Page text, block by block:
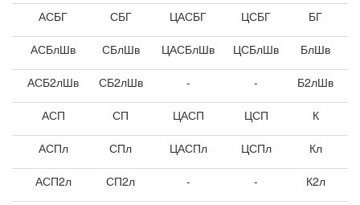
АСБГ СБГ ЦАСБГ ЦСБГ БГ
АСБлШв СБлШв ЦАСБлШв ЦСБлШв БлШв
АСБ2лШв СБ2лШв - - Б2лШв
АСП СП ЦАСП ЦСП К
АСПл СПл ЦАСПл ЦСПл Кл
АСП2л СП2л - - К2л